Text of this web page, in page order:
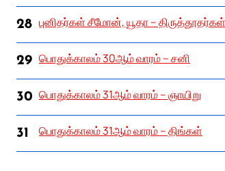
28 புனிதர்கள் சீமோன், யூதா –
29 பொதுக்காலம் 30ஆம் வாரம் – சனி
30 பொதுக்காலம் 31ஆம் வாரம் – ஞாயிறு
31 பொதுக்காலம் 31ஆம் வாரம் – திங்கள்